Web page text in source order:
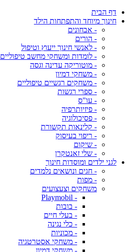
דף הבית
חינוך מיוחד והתפתחות הילד
- אבחונים
- הורים
- לאנשי חינוך ייעוץ וטיפול
- לומדות ומשחקי מחשב טיפוליים
- מוטוריקה עדינה וגסה
- משחקי דמיון
- משחקים רגשיים טיפוליים
- ספרי רגשות
- עו"ס
- פיזיותרפיה
- פסיכולוגיה
- קלינאות תקשורת
- ריפוי בעיסוק
- שיקום
- שלי זאנטקרן
לגני ילדים ומוסדות חינוך
- חגים ונושאים נלמדים
- מפות
משחקים וצעצועים
- Playmobil
- בובות
- בעלי חיים
- כלי נגינה
- מכוניות
- משחקי אסטרטגיה
- משחקי דמיון